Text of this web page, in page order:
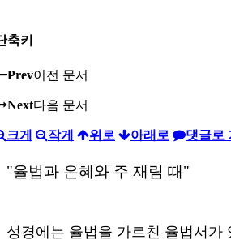
축키
Prev이전 문서
Next다음 문서
크게 작게 위로 아래로 댓글로
"율법과 은혜와 주 재림 때"
성경에는 율법을 가르친 율법서가